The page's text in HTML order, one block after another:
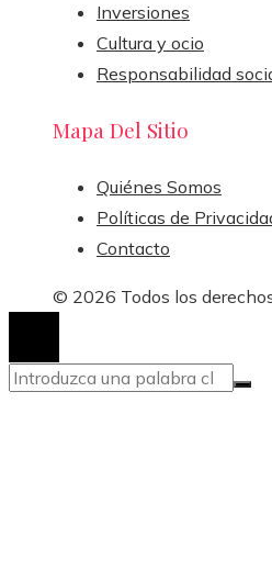
Inversiones
Cultura y ocio
Responsabilidad
Mapa Del Sitio
Quiénes Somos
Políticas de
Contacto
© 2026 Todos los